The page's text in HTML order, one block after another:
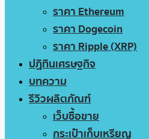
ราคา Ethereum
ราคา Dogecoin
ราคา Ripple (XRP)
ปฏิทินเศรษฐกิจ
บทความ
รีวิวผลิตภัณฑ์
เว็บซื้อขาย
กระเป๋าเก็บเหรียญ